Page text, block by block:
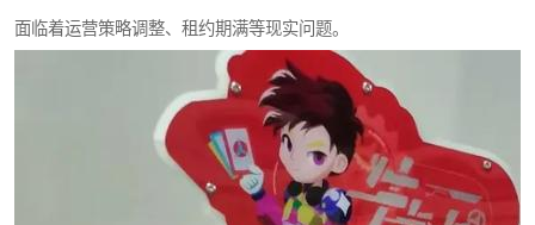
面临着运营策略调整、租约期满等现实问题。